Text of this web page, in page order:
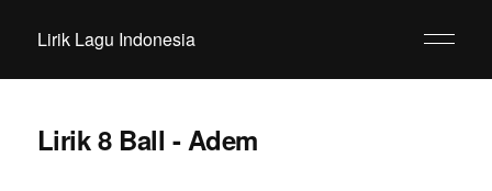
Lirik Lagu Indonesia
Lirik 8 Ball - Adem